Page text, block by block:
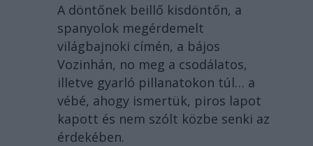
A döntőnek beillő kisdöntőn, a
spanyolok megérdemelt
világbajnoki címén, a bájos
Vozinhán, no meg a csodálatos,
illetve gyarló pillanatokon túl… a
vébé, ahogy ismertük, piros lapot
kapott és nem szólt közbe senki az
érdekében.